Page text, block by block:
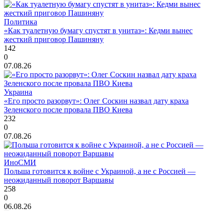
Политика
«Как туалетную бумагу спустят в унитаз»: Кедми вынес
жесткий приговор Пашиняну
142
0
07.08.26
Украина
«Его просто разорвут»: Олег Соскин назвал дату краха
Зеленского после провала ПВО Киева
232
0
07.08.26
ИноСМИ
Польша готовится к войне с Украиной, а не с Россией —
неожиданный поворот Варшавы
258
0
06.08.26